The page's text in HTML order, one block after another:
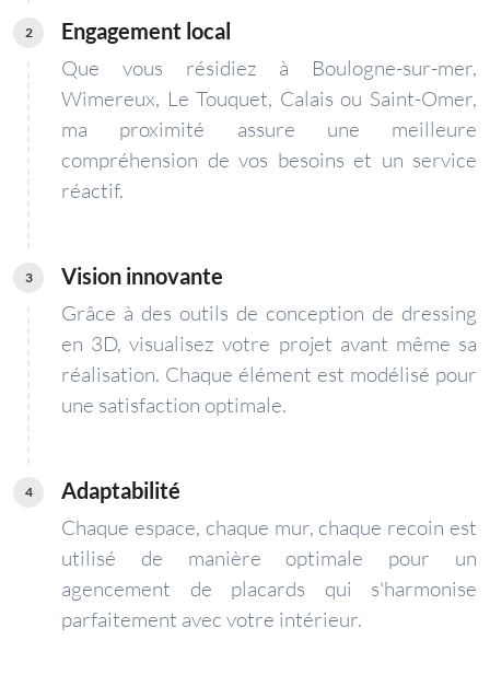
2 Engagement local
Que vous résidiez à Boulogne-sur-mer,
Wimereux, Le Touquet, Calais ou Saint-Omer,
ma proximité assure une meilleure
compréhension de vos besoins et un service
réactif.
3 Vision innovante
Grâce à des outils de conception de dressing
en 3D, visualisez votre projet avant même sa
réalisation. Chaque élément est modélisé pour
une satisfaction optimale.
4 Adaptabilité
Chaque espace, chaque mur, chaque recoin est
utilisé de manière optimale pour un
agencement de placards qui s'harmonise
parfaitement avec votre intérieur.